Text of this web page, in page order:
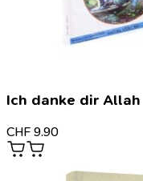
Ich danke dir Allah
CHF 9.90